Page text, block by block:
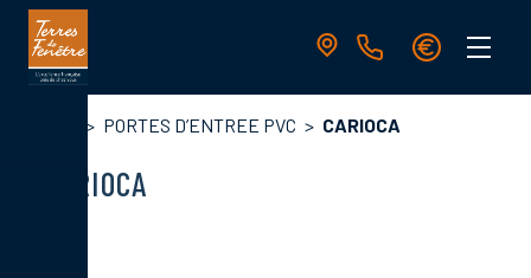
Aller
contenu
principale
PORTES D’ENTREE PVC CARIOCA
CARIOCA